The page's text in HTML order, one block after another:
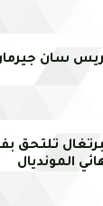
سان
تلتحق
المونديال